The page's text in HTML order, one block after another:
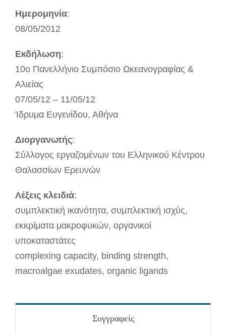
Ημερομηνία:
08/05/2012
Εκδήλωση:
10ο Πανελλήνιο Συμπόσιο Ωκεανογραφίας &
Αλιείας
07/05/12 – 11/05/12
Ίδρυμα Ευγενίδου, Αθήνα
Διοργανωτής:
Σύλλογος εργαζομένων του Ελληνικού Κέντρου
Θαλασσίων Ερευνών
Λέξεις κλειδιά:
συμπλεκτική ικανότητα, συμπλεκτική ισχύς,
εκκρίματα μακροφυκών, οργανικοί
υποκαταστάτες
complexing capacity, binding strength,
macroalgae exudates, organic ligands
Συγγραφείς